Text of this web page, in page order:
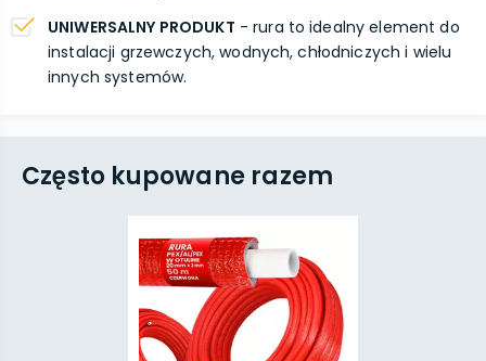
UNIWERSALNY PRODUKT - rura to idealny element do
instalacji grzewczych, wodnych, chłodniczych i wielu
innych systemów.
Często kupowane razem